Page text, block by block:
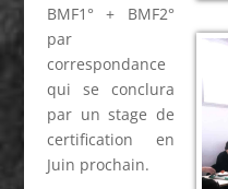
BMF1° + BMF2°
par
correspondance
qui se conclura
par un stage de
certification en
Juin prochain.